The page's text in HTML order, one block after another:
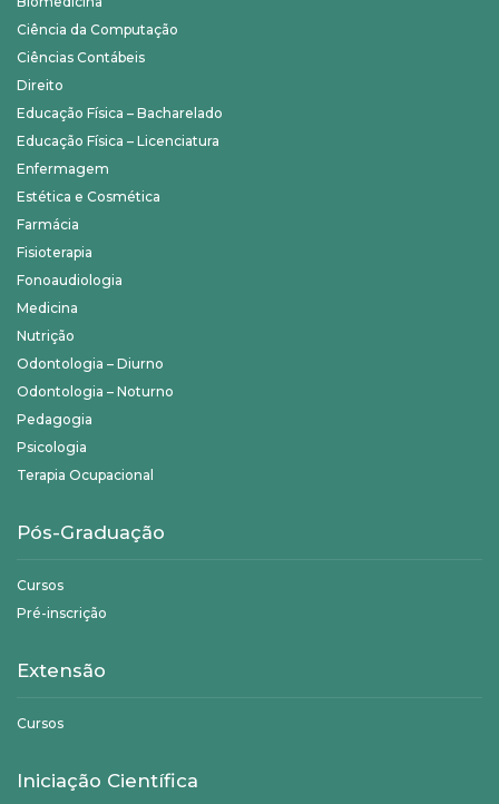
Ciência da Computação
Ciências Contábeis
Direito
Educação Física – Bacharelado
Educação Física – Licenciatura
Enfermagem
Estética e Cosmética
Farmácia
Fisioterapia
Fonoaudiologia
Medicina
Nutrição
Odontologia – Diurno
Odontologia – Noturno
Pedagogia
Psicologia
Terapia Ocupacional
Pós-Graduação
Cursos
Pré-inscrição
Extensão
Cursos
Iniciação Científica